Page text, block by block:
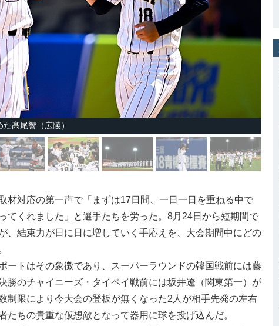
髙尾響（広陵）
材対応の第一声で「まずは17日間、一日一日を重ねる中で
てくれました」と選手たちを労った。8月24日から短期間で
、結束力が日に日に増していく手応えを、大会期間中にどの
ートはその象徴であり、スーパーラウンドの韓国戦前には藤
勝のチャイニーズ・タイペイ戦前には坂井遼（関東第一）が
制限により今大会の登板が無くなった2人が相手先発の左右
たちの貴重な仮想敵となって器用に球を投げ込んだ。